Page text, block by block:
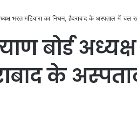
भरत मटियारा का निधन, हैदराबाद के अस्पताल में चल
बोर्ड
के